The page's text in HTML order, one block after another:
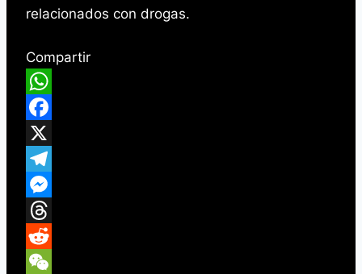
relacionados con drogas.
Compartir
WhatsApp
Facebook
X
Telegram
Messenger
Threads
Reddit